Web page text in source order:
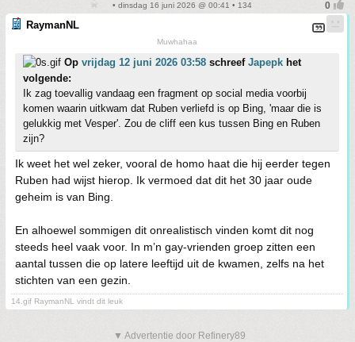
• dinsdag 16 juni 2026 @ 00:41 • 134
RaymanNL
Muwhahaa
Op vrijdag 12 juni 2026 03:58 schreef Japepk het
volgende:
Ik zag toevallig vandaag een fragment op social media voorbij
komen waarin uitkwam dat Ruben verliefd is op Bing, 'maar die is
gelukkig met Vesper'. Zou de cliff een kus tussen Bing en Ruben
zijn?
Ik weet het wel zeker, vooral de homo haat die hij eerder tegen
Ruben had wijst hierop. Ik vermoed dat dit het 30 jaar oude
geheim is van Bing.
En alhoewel sommigen dit onrealistisch vinden komt dit nog
steeds heel vaak voor. In m’n gay-vrienden groep zitten een
aantal tussen die op latere leeftijd uit de kwamen, zelfs na het
stichten van een gezin.
14.gif RaymanNL vindt dit leuk
▼ Advertentie door Refinery89